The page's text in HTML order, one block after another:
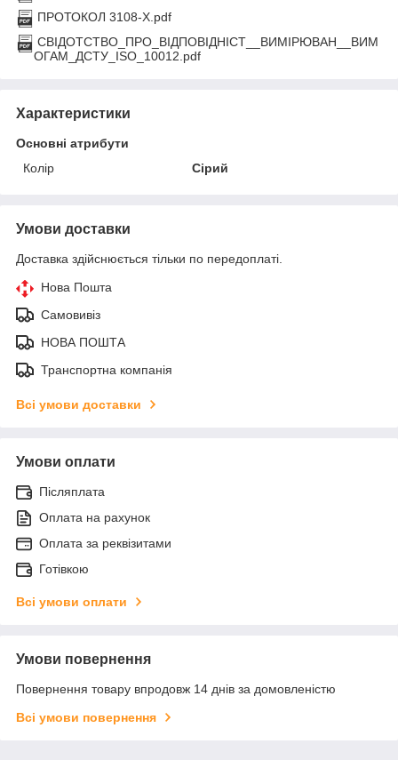
ПРОТОКОЛ 3108-Х.pdf
СВIДОТСТВО_ПРО_ВIДПОВIДНIСТ__ВИМIРЮВАН__ВИМ
ОГАМ_ДСТУ_ISO_10012.pdf
Характеристики
Основні атрибути
Колір
Сірий
Умови доставки
Доставка здійснюється тільки по передоплаті.
Нова Пошта
Самовивіз
НОВА ПОШТА
Транспортна компанія
Всі умови доставки
Умови оплати
Післяплата
Оплата на рахунок
Оплата за реквізитами
Готівкою
Всі умови оплати
Умови повернення
Повернення товару впродовж 14 днів за домовленістю
Всі умови повернення